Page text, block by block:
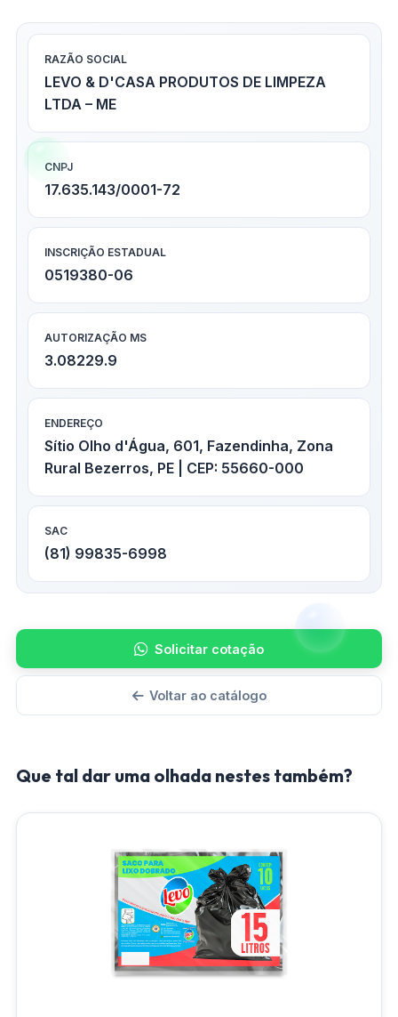
RAZÃO SOCIAL
LEVO & D'CASA PRODUTOS DE LIMPEZA
LTDA – ME
CNPJ
17.635.143/0001-72
INSCRIÇÃO ESTADUAL
0519380-06
AUTORIZAÇÃO MS
3.08229.9
ENDEREÇO
Sítio Olho d'Água, 601, Fazendinha, Zona
Rural Bezerros, PE | CEP: 55660-000
SAC
(81) 99835-6998
Solicitar cotação
Voltar ao catálogo
Que tal dar uma olhada nestes também?